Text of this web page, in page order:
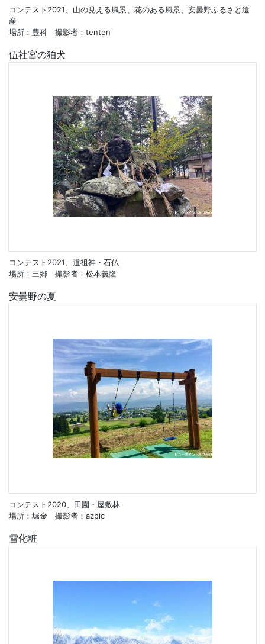
コンテスト2021、山の見える風景、花のある風景、安曇野ふるさと遺
産
場所：豊科 撮影者：tenten
伍社宮の狛犬
コンテスト2021、道祖神・石仏
場所：三郷 撮影者：松本義隆
安曇野の夏
コンテスト2020、田園・屋敷林
場所：堀金 撮影者：azpic
雪化粧